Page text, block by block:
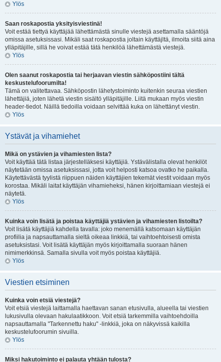
Ylös
Saan roskapostia yksityisviestinä!
Voit estää tiettyä käyttäjää lähettämästä sinulle viestejä asettamalla sääntöjä
omissa asetuksissasi. Mikäli saat roskapostia joltain käyttäjltä, ilmoita siitä aina
ylläpitäjille, sillä he voivat estää tätä henkilöä lähettämästä viestejä.
Ylös
Olen saanut roskapostia tai herjaavan viestin sähköpostiini tältä
keskustelufoorumilta!
Tämä on valitettavaa. Sähköpostin lähetystoiminto kuitenkin seuraa viestien
lähettäjiä, joten lähetä viestin sisältö ylläpitäjille. Liitä mukaan myös viestin
header-tiedot. Näillä tiedoilla voidaan selvittää kuka on lähettänyt viestin.
Ylös
Ystävät ja vihamiehet
Mikä on ystävien ja vihamiesten lista?
Voit käyttää tätä listaa järjestelläksesi käyttäjiä. Ystävälistalla olevat henkilöt
näytetään omissa asetuksissasi, jotta voit helposti katsoa ovatko he paikalla.
Käytettävästä tyylistä riippuen näiden käyttäjien tekemät viestit voidaan myös
korostaa. Mikäli laitat käyttäjän vihamieheksi, hänen kirjoittamiaan viestejä ei
näytetä.
Ylös
Kuinka voin lisätä ja poistaa käyttäjiä ystävien ja vihamiesten listoilta?
Voit lisätä käyttäjiä kahdella tavalla: joko menemällä katsomaan käyttäjän
profiilia ja napsauttamalla sieltä oikeaa linkkiä, tai vaihtoehtoisesti omista
asetuksistasi. Voit lisätä käyttäjän myös kirjoittamalla suoraan hänen
nimimerkkinsä. Samalla sivulla voit myös poistaa käyttäjiä.
Ylös
Viestien etsiminen
Kuinka voin etsiä viestejä?
Voit etsiä viestejä laittamalla haettavan sanan etusivulla, alueella tai viestien
lukusivulla olevaan hakulaatikkoon. Voit etsiä tarkemmilla vaihtoehdoilla
napsauttamalla "Tarkennettu haku" -linkkiä, joka on näkyvissä kaikilla
keskustelufoorumin sivuilla.
Ylös
Miksi hakutoiminto ei palauta yhtään tulosta?